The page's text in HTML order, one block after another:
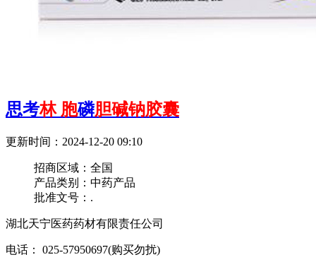
思考林 胞磷胆碱钠胶囊
更新时间：2024-12-20 09:10
招商区域： 全国
产品类别： 中药产品
批准文号： .
湖北天宁医药药材有限责任公司
电话： 025-57950697(购买勿扰)